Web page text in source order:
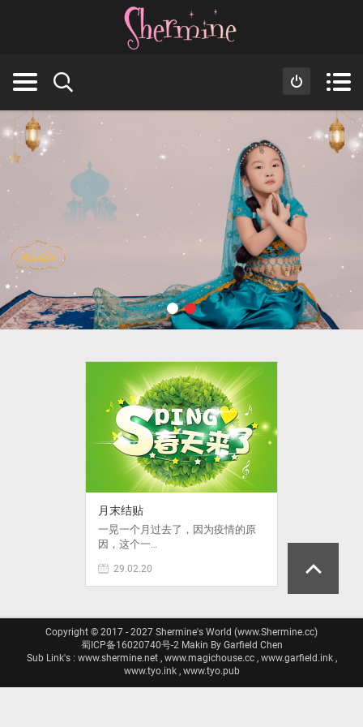
月末结贴
一晃一个月过去了，因为疫情的原
因，这个一…
29.02.20
Copyright © 2017 - 2027 Shermine's World (www.Shermine.cc)
蜀ICP备16020740号-2Makin By Garfield Chen
Sub Link's : www.shermine.net , www.magichouse.cc , www.garfield.ink ,
www.tyo.ink , www.tyo.pub